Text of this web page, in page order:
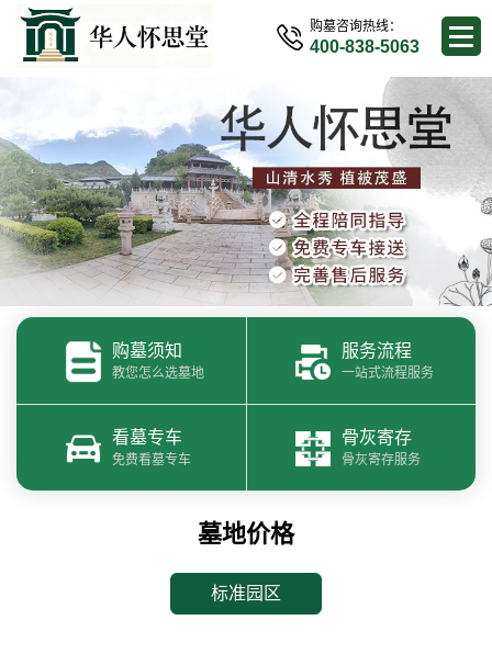
购墓咨询热线：
400-838-5063
购墓须知
教您怎么选墓地
服务流程
一站式流程服务
看墓专车
免费看墓专车
骨灰寄存
骨灰寄存服务
墓地价格
标准园区